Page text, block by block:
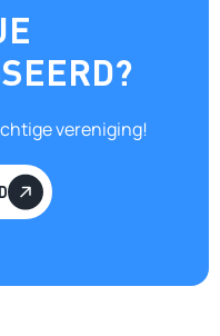
vereniging!